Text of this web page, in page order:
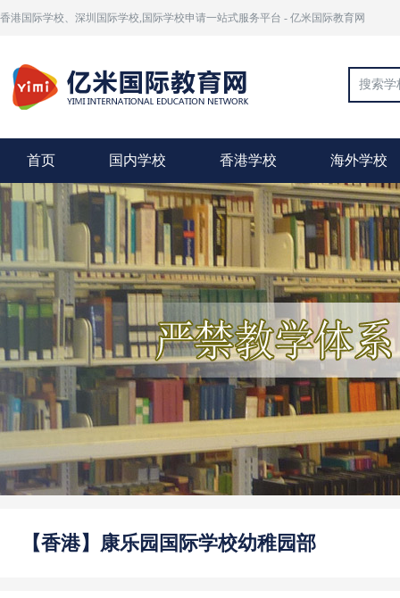
香港国际学校、深圳国际学校,国际学校申请一站式服务平台 - 亿米国际教育网
首页 国内学校 香港学校 海外学校
【香港】康乐园国际学校幼稚园部